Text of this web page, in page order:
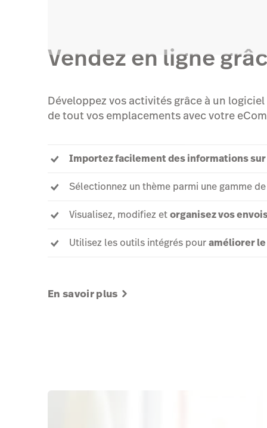
Vendez en ligne
Développez vos activités grâce à un
de tout vos emplacements avec votre
Importez facilement des informations
Sélectionnez un thème parmi une gamme
Visualisez, modifiez etorganisez vos
Utilisez les outils intégrés pouraméliorer
En savoir plus